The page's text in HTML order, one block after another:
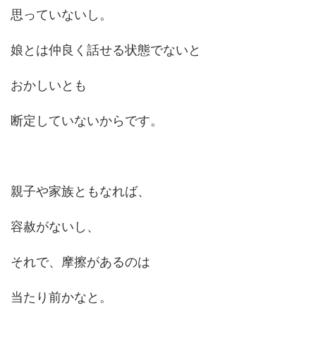
思っていないし。
娘とは仲良く話せる状態でないと
おかしいとも
断定していないからです。
親子や家族ともなれば、
容赦がないし、
それで、摩擦があるのは
当たり前かなと。